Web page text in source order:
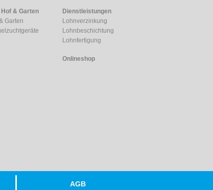
Hof & Garten
Garten
Dienstleistungen
Lohnverzinkung
Lohnbeschichtung
Lohnfertigung
Onlineshop
AGB